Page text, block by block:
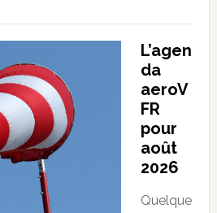
L’agen
da
aeroV
FR
pour
août
2026
Quelque